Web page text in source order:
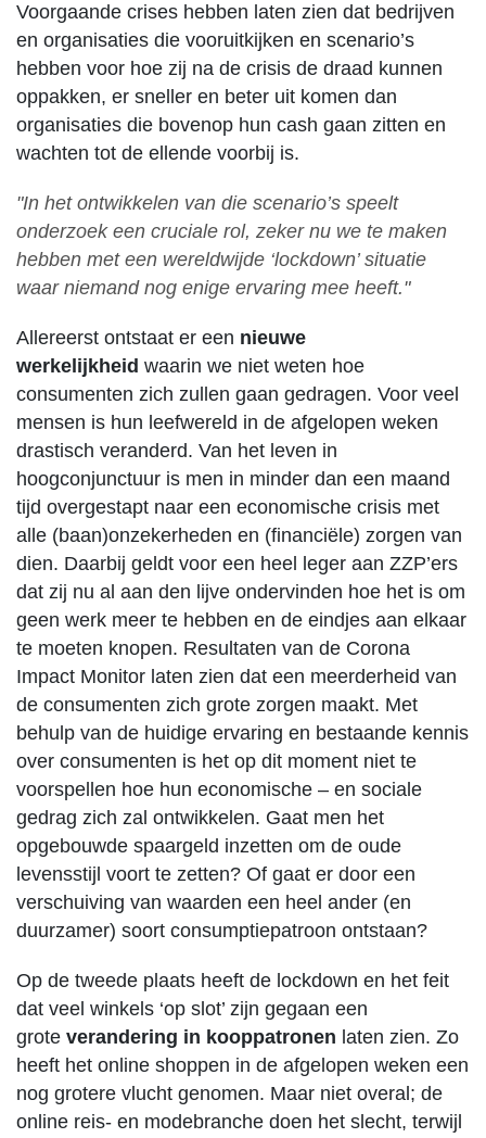
Voorgaande crises hebben laten zien dat bedrijven
en organisaties die vooruitkijken en scenario’s
hebben voor hoe zij na de crisis de draad kunnen
oppakken, er sneller en beter uit komen dan
organisaties die bovenop hun cash gaan zitten en
wachten tot de ellende voorbij is.
"In het ontwikkelen van die scenario’s speelt
onderzoek een cruciale rol, zeker nu we te maken
hebben met een wereldwijde ‘lockdown’ situatie
waar niemand nog enige ervaring mee heeft."
Allereerst ontstaat er een nieuwe
werkelijkheid waarin we niet weten hoe
consumenten zich zullen gaan gedragen. Voor veel
mensen is hun leefwereld in de afgelopen weken
drastisch veranderd. Van het leven in
hoogconjunctuur is men in minder dan een maand
tijd overgestapt naar een economische crisis met
alle (baan)onzekerheden en (financiële) zorgen van
dien. Daarbij geldt voor een heel leger aan ZZP’ers
dat zij nu al aan den lijve ondervinden hoe het is om
geen werk meer te hebben en de eindjes aan elkaar
te moeten knopen. Resultaten van de Corona
Impact Monitor laten zien dat een meerderheid van
de consumenten zich grote zorgen maakt. Met
behulp van de huidige ervaring en bestaande kennis
over consumenten is het op dit moment niet te
voorspellen hoe hun economische – en sociale
gedrag zich zal ontwikkelen. Gaat men het
opgebouwde spaargeld inzetten om de oude
levensstijl voort te zetten? Of gaat er door een
verschuiving van waarden een heel ander (en
duurzamer) soort consumptiepatroon ontstaan?
Op de tweede plaats heeft de lockdown en het feit
dat veel winkels ‘op slot’ zijn gegaan een
grote verandering in kooppatronen laten zien. Zo
heeft het online shoppen in de afgelopen weken een
nog grotere vlucht genomen. Maar niet overal; de
online reis- en modebranche doen het slecht, terwijl